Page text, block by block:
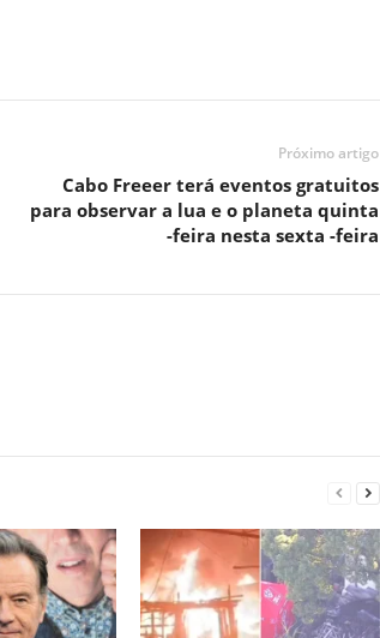
Próximo artigo
Cabo Freeer terá eventos gratuitos
para observar a lua e o planeta quinta
-feira nesta sexta -feira